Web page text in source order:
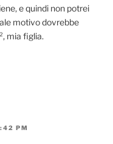
e quindi non potrei
motivo dovrebbe
mia figlia.
PM